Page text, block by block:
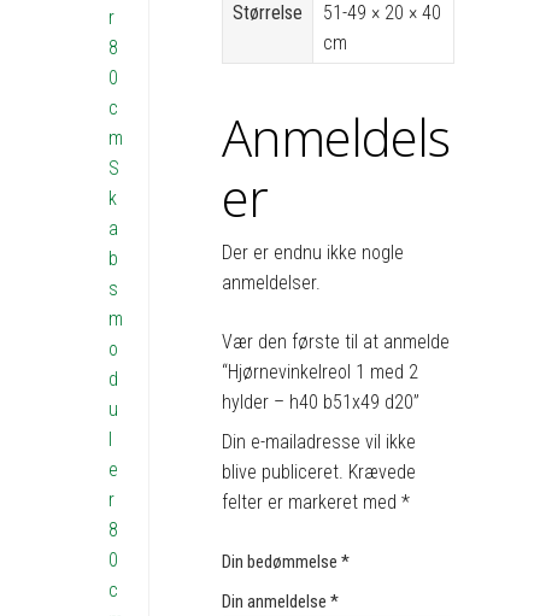
Størrelse
51-49 × 20 × 40
cm
Anmeldels
er
Der er endnu ikke nogle
anmeldelser.
Vær den første til at anmelde
“Hjørnevinkelreol 1 med 2
hylder – h40 b51x49 d20”
Din e-mailadresse vil ikke
blive publiceret. Krævede
felter er markeret med*
Din bedømmelse*
Din anmeldelse*
r
8
0
c
m
S
k
a
b
s
m
o
d
u
l
e
r
8
0
c